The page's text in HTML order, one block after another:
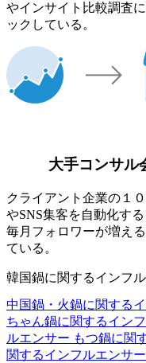
やインサイト比較調査
ックしている。
大手コンサル
クライアント企業の１
やSNS集客を自動化す
毎月フォロワーが増え
ている。
韓国鍋に関するインフ
中国鍋・火鍋に関する
ちゃん鍋に関するイン
ルエンサー もつ鍋に関
関するインフルエンサー